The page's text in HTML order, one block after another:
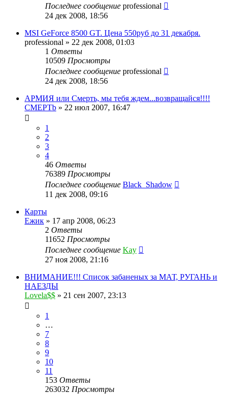
Последнее сообщение professional
24 дек 2008, 18:56
MSI GeForce 8500 GT. Цена 550руб до 31 декабря.
professional » 22 дек 2008, 01:03
1 Ответы
10509 Просмотры
Последнее сообщение professional
24 дек 2008, 18:56
АРМИЯ или Смерть, мы тебя ждем...возвращайся!!!!
CMEPTb » 22 июл 2007, 16:47
1
2
3
4
46 Ответы
76389 Просмотры
Последнее сообщение Black_Shadow
11 дек 2008, 09:16
Карты
Ежик » 17 апр 2008, 06:23
2 Ответы
11652 Просмотры
Последнее сообщение Kay
27 ноя 2008, 21:16
ВНИМАНИЕ!!! Список забаненых за МАТ, РУГАНЬ и
НАЕЗДЫ
Lovela$$ » 21 сен 2007, 23:13
1
…
7
8
9
10
11
153 Ответы
263032 Просмотры